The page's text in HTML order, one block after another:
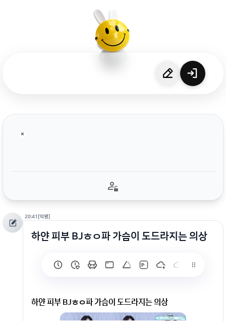
20:41[익명]
하얀 피부 BJㅎㅇ파 가슴이 도드라지는 의상
하얀 피부 BJㅎㅇ파 가슴이 도드라지는 의상